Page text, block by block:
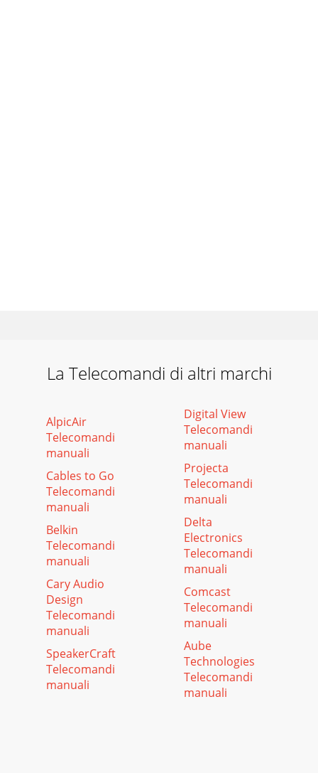
La Telecomandi di altri marchi
AlpicAir
Telecomandi
manuali
Cables to Go
Telecomandi
manuali
Belkin
Telecomandi
manuali
Cary Audio
Design
Telecomandi
manuali
SpeakerCraft
Telecomandi
manuali
Digital View
Telecomandi
manuali
Projecta
Telecomandi
manuali
Delta
Electronics
Telecomandi
manuali
Comcast
Telecomandi
manuali
Aube
Technologies
Telecomandi
manuali